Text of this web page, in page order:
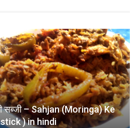
सब्जी – Sahjan (Moringa) Ke
) in hindi